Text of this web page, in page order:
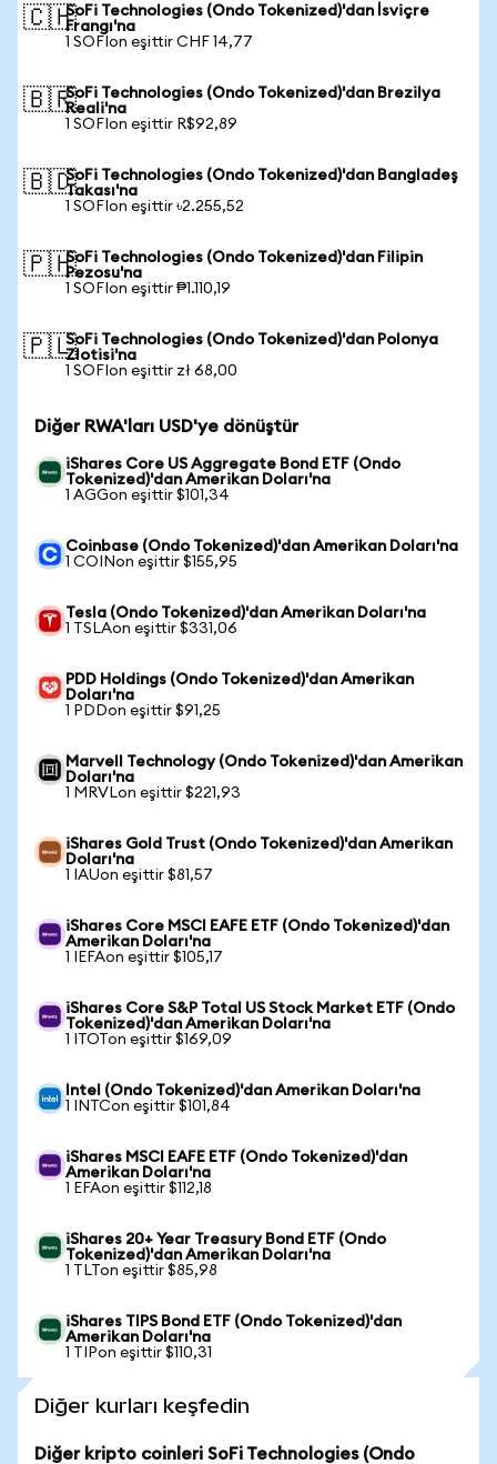
🇨🇭SoFi Technologies (Ondo Tokenized)'dan İsviçre
Frangı'na
1 SOFIon eşittir CHF 14,77
🇧🇷SoFi Technologies (Ondo Tokenized)'dan Brezilya
Reali'na
1 SOFIon eşittir R$92,89
🇧🇩SoFi Technologies (Ondo Tokenized)'dan Bangladeş
Takası'na
1 SOFIon eşittir ৳2.255,52
🇵🇭SoFi Technologies (Ondo Tokenized)'dan Filipin
Pezosu'na
1 SOFIon eşittir ₱1.110,19
🇵🇱SoFi Technologies (Ondo Tokenized)'dan Polonya
Zlotisi'na
1 SOFIon eşittir zł 68,00
Diğer RWA'ları USD'ye dönüştür
iShares Core US Aggregate Bond ETF (Ondo
Tokenized)'dan Amerikan Doları'na
1 AGGon eşittir $101,34
Coinbase (Ondo Tokenized)'dan Amerikan Doları'na
1 COINon eşittir $155,95
Tesla (Ondo Tokenized)'dan Amerikan Doları'na
1 TSLAon eşittir $331,06
PDD Holdings (Ondo Tokenized)'dan Amerikan
Doları'na
1 PDDon eşittir $91,25
Marvell Technology (Ondo Tokenized)'dan Amerikan
Doları'na
1 MRVLon eşittir $221,93
iShares Gold Trust (Ondo Tokenized)'dan Amerikan
Doları'na
1 IAUon eşittir $81,57
iShares Core MSCI EAFE ETF (Ondo Tokenized)'dan
Amerikan Doları'na
1 IEFAon eşittir $105,17
iShares Core S&P Total US Stock Market ETF (Ondo
Tokenized)'dan Amerikan Doları'na
1 ITOTon eşittir $169,09
Intel (Ondo Tokenized)'dan Amerikan Doları'na
1 INTCon eşittir $101,84
iShares MSCI EAFE ETF (Ondo Tokenized)'dan
Amerikan Doları'na
1 EFAon eşittir $112,18
iShares 20+ Year Treasury Bond ETF (Ondo
Tokenized)'dan Amerikan Doları'na
1 TLTon eşittir $85,98
iShares TIPS Bond ETF (Ondo Tokenized)'dan
Amerikan Doları'na
1 TIPon eşittir $110,31
Diğer kurları keşfedin
Diğer kripto coinleri SoFi Technologies (Ondo